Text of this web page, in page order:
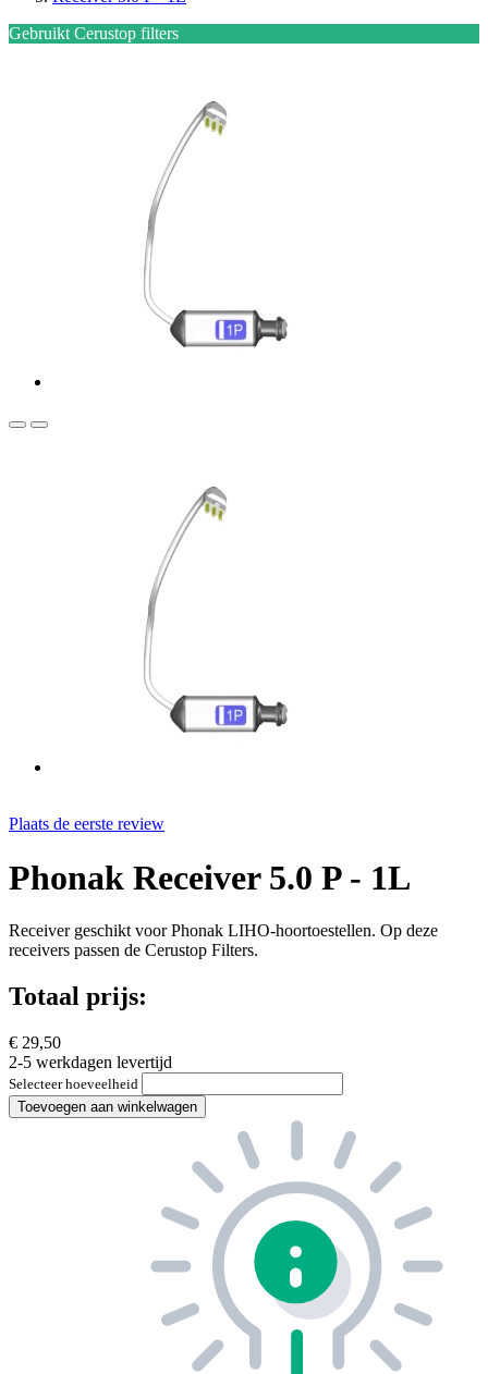
Gebruikt Cerustop filters
Plaats de eerste review
Phonak Receiver 5.0 P - 1L
Receiver geschikt voor Phonak LIHO-hoortoestellen. Op deze
receivers passen de Cerustop Filters.
Totaal prijs:
€ 29,50
2-5 werkdagen levertijd
Selecteer hoeveelheid
Toevoegen aan winkelwagen